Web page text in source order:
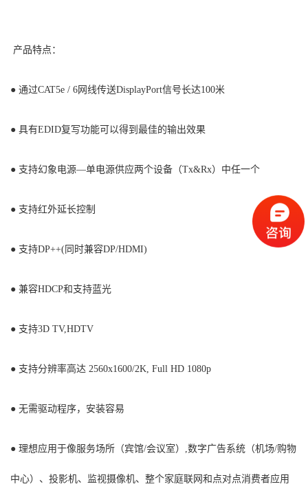
产品特点：
● 通过CAT5e / 6网线传送DisplayPort信号长达100米
● 具有EDID复写功能可以得到最佳的输出效果
● 支持幻象电源—单电源供应两个设备（Tx&Rx）中任一个
● 支持红外延长控制
● 支持DP++(同时兼容DP/HDMI)
● 兼容HDCP和支持蓝光
● 支持3D TV,HDTV
● 支持分辨率高达 2560x1600/2K, Full HD 1080p
● 无需驱动程序，安装容易
● 理想应用于像服务场所（宾馆/会议室）,数字广告系统（机场/购物
中心）、投影机、监视摄像机、整个家庭联网和点对点消费者应用